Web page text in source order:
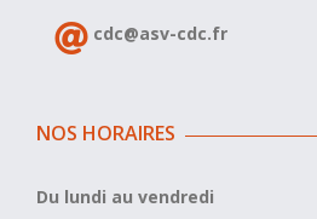
cdc@asv-cdc.fr
NOS HORAIRES
Du lundi au vendredi